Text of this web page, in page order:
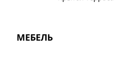
МЕБЕЛЬ